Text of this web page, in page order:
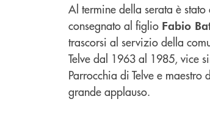
Al termine della serata è
consegnato al figlio Fabio
trascorsi al servizio della
Telve dal 1963 al 1985, vice
Parrocchia di Telve e
grande applauso.